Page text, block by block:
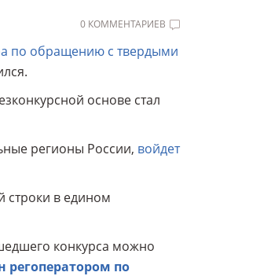
0 КОММЕНТАРИЕВ
по обращению с твердыми
основе стал
регионы России, войдет
строки в едином
конкурса можно
по